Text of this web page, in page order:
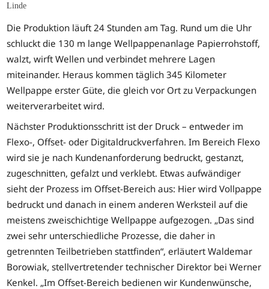
Linde
Die Produktion läuft 24 Stunden am Tag. Rund um die Uhr
schluckt die 130 m lange Wellpappenanlage Papierrohstoff,
walzt, wirft Wellen und verbindet mehrere Lagen
miteinander. Heraus kommen täglich 345 Kilometer
Wellpappe erster Güte, die gleich vor Ort zu Verpackungen
weiterverarbeitet wird.
Nächster Produktionsschritt ist der Druck – entweder im
Flexo-, Offset- oder Digitaldruckverfahren. Im Bereich Flexo
wird sie je nach Kundenanforderung bedruckt, gestanzt,
zugeschnitten, gefalzt und verklebt. Etwas aufwändiger
sieht der Prozess im Offset-Bereich aus: Hier wird Vollpappe
bedruckt und danach in einem anderen Werksteil auf die
meistens zweischichtige Wellpappe aufgezogen. „Das sind
zwei sehr unterschiedliche Prozesse, die daher in
getrennten Teilbetrieben stattfinden“, erläutert Waldemar
Borowiak, stellvertretender technischer Direktor bei Werner
Kenkel. „Im Offset-Bereich bedienen wir Kundenwünsche,